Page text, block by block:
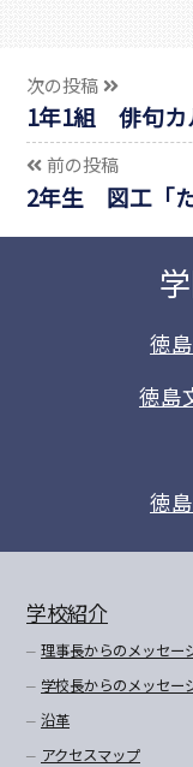
次の投稿
1年1組 俳句カ
前の投稿
2年生 図工「た
徳
徳島
徳
学校紹介
理事長からのメッセー
学校長からのメッセー
沿革
アクセスマップ